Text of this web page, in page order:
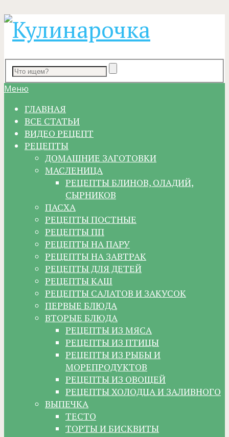
Меню
ГЛАВНАЯ
ВСЕ СТАТЬИ
ВИДЕО РЕЦЕПТ
РЕЦЕПТЫ
ДОМАШНИЕ ЗАГОТОВКИ
МАСЛЕНИЦА
РЕЦЕПТЫ БЛИНОВ, ОЛАДИЙ,
СЫРНИКОВ
ПАСХА
РЕЦЕПТЫ ПОСТНЫЕ
РЕЦЕПТЫ ПП
РЕЦЕПТЫ НА ПАРУ
РЕЦЕПТЫ НА ЗАВТРАК
РЕЦЕПТЫ ДЛЯ ДЕТЕЙ
РЕЦЕПТЫ КАШ
РЕЦЕПТЫ САЛАТОВ И ЗАКУСОК
ПЕРВЫЕ БЛЮДА
ВТОРЫЕ БЛЮДА
РЕЦЕПТЫ ИЗ МЯСА
РЕЦЕПТЫ ИЗ ПТИЦЫ
РЕЦЕПТЫ ИЗ РЫБЫ И
МОРЕПРОДУКТОВ
РЕЦЕПТЫ ИЗ ОВОЩЕЙ
РЕЦЕПТЫ ХОЛОДЦА И ЗАЛИВНОГО
ВЫПЕЧКА
ТЕСТО
ТОРТЫ И БИСКВИТЫ